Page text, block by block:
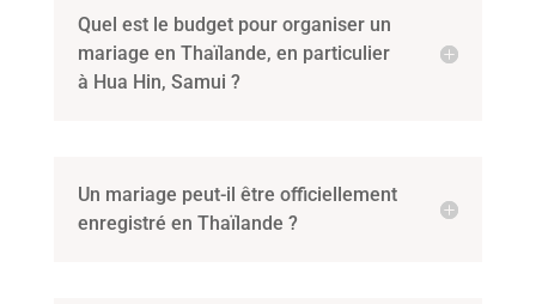
Quel est le budget pour organiser un
mariage en Thaïlande, en particulier
à Hua Hin, Samui ?
Un mariage peut-il être officiellement
enregistré en Thaïlande ?